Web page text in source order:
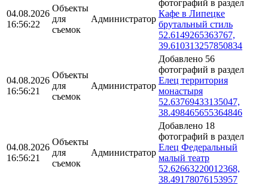
04.08.2026
16:56:22
Объекты
для
съемок
Администратор
фотографий в раздел
Кафе в Липецке
брутальный стиль
52.6149265363767,
39.610313257850834
04.08.2026
16:56:21
Объекты
для
съемок
Администратор
Добавлено 56
фотографий в раздел
Елец территория
монастыря
52.63769433135047,
38.498465655364846
04.08.2026
16:56:21
Объекты
для
съемок
Администратор
Добавлено 18
фотографий в раздел
Елец Федеральный
малый театр
52.62663220012368,
38.49178076153957